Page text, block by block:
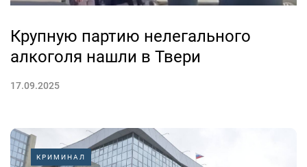
Крупную партию нелегального
алкоголя нашли в Твери
17.09.2025
КРИМИНАЛ